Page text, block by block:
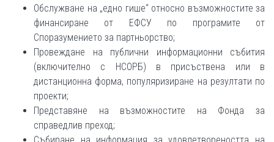
Обслужване на „едно гише“ относно възможностите за
финансиране от ЕФСУ по програмите от
Споразумението за партньорство;
Провеждане на публични информационни събития
(включително с НСОРБ) в присъствена или в
дистанционна форма, популяризиране на резултати по
проекти;
Представяне на възможностите на Фонда за
справедлив преход;